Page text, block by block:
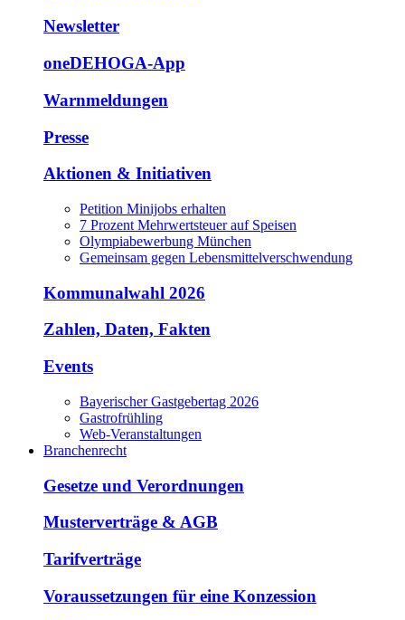
Newsletter
oneDEHOGA-App
Warnmeldungen
Presse
Aktionen & Initiativen
Petition Minijobs erhalten
7 Prozent Mehrwertsteuer auf Speisen
Olympiabewerbung München
Gemeinsam gegen Lebensmittelverschwendung
Kommunalwahl 2026
Zahlen, Daten, Fakten
Events
Bayerischer Gastgebertag 2026
Gastrofrühling
Web-Veranstaltungen
Branchenrecht
Gesetze und Verordnungen
Musterverträge & AGB
Tarifverträge
Voraussetzungen für eine Konzession